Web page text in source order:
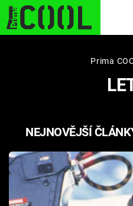
Témata
Filmy
Prima
NEJNOVĚJŠÍ